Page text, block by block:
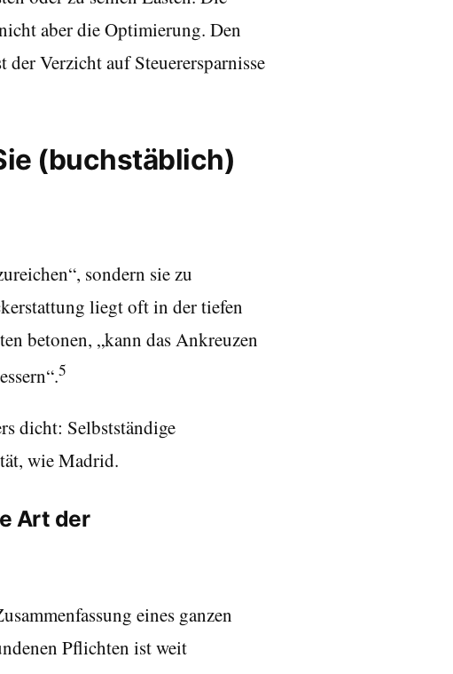
aber die Optimierung. Den
Verzicht auf Steuerersparnisse
(buchstäblich)
sondern sie zu
liegt oft in der tiefen
betonen, „kann das Ankreuzen
5
dicht: Selbstständige
wie Madrid.
Art der
eines ganzen
Pflichten ist weit